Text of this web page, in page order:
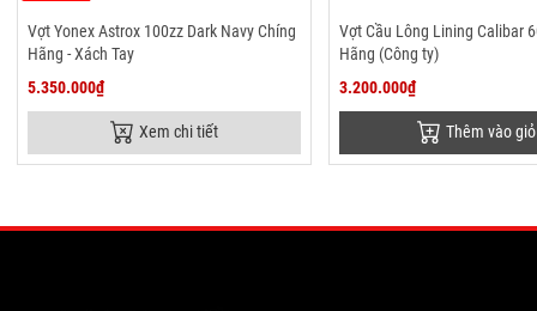
Vợt Yonex Astrox 100zz Dark Navy Chíng
Hãng - Xách Tay
5.350.000₫
Xem chi tiết
Vợt Cầu Lông Lining Calibar
Hãng (Công ty)
3.200.000₫
Thêm vào giỏ